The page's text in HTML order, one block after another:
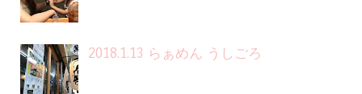
2018.1.13 らぁめん うしごろ